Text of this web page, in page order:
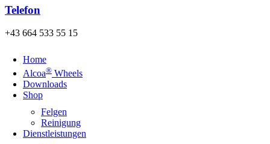
Telefon
+43 664 533 55 15
Home
Alcoa® Wheels
Downloads
Shop
Felgen
Reinigung
Dienstleistungen